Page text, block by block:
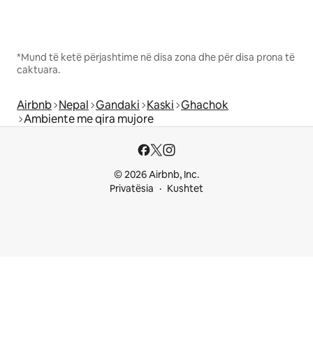
*Mund të ketë përjashtime në disa zona dhe për disa prona të
caktuara.
Airbnb Nepal Gandaki Kaski Ghachok
Ambiente me qira mujore
© 2026 Airbnb, Inc.
Privatësia
Kushtet